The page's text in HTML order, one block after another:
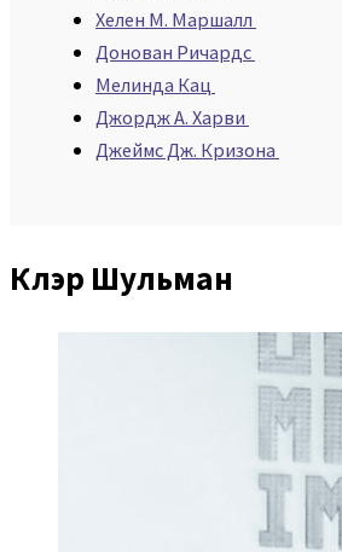
Хелен М. Маршалл
Донован Ричардс
Мелинда Кац
Джордж А. Харви
Джеймс Дж. Кризона
Клэр Шульман